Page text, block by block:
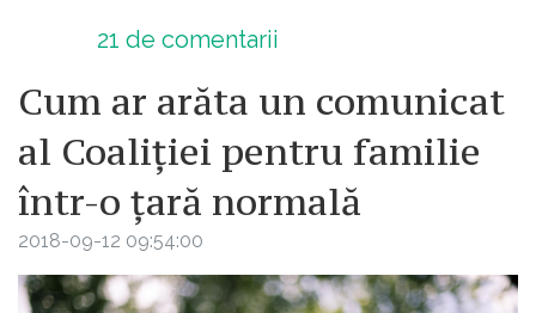
21 de comentarii
Cum ar arăta un comunicat
al Coaliției pentru familie
într-o țară normală
2018-09-12 09:54:00